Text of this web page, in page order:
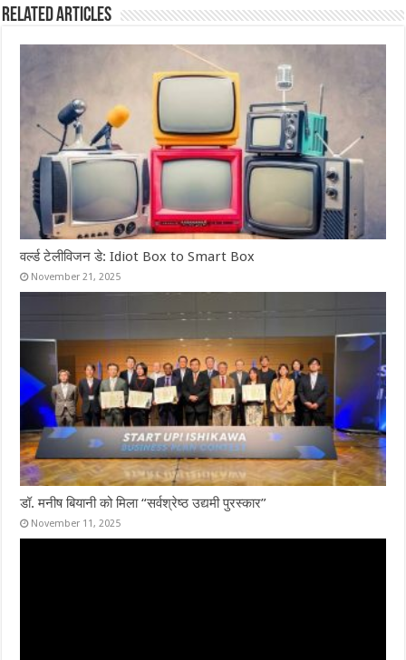
Related Articles
वर्ल्ड टेलीविजन डे: Idiot Box to Smart Box
November 21, 2025
डॉ. मनीष बियानी को मिला “सर्वश्रेष्ठ उद्यमी पुरस्कार”
November 11, 2025